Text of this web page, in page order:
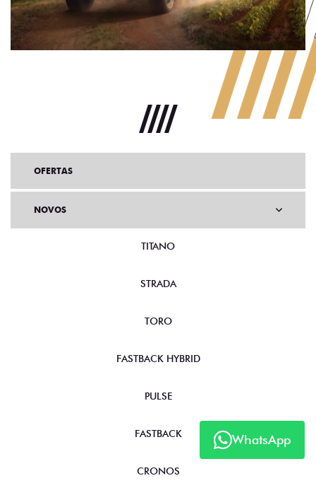
WhatsApp
OFERTAS
TITANO
STRADA
TORO
FASTBACK HYBRID
PULSE
FASTBACK